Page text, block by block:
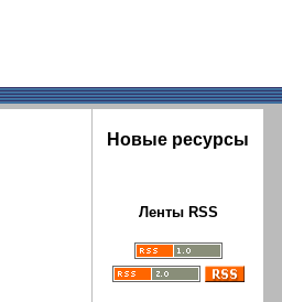
Новые ресурсы
Ленты RSS